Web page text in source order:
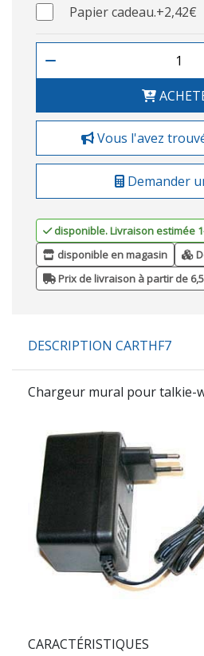
Papier cadeau.+2,42€
Vous l'avez
Demander
disponible. Livraison estimée
disponible en magasin
Prix de livraison à partir de
DESCRIPTION CARTHF7
Chargeur mural pour talkie-
CARACTÉRISTIQUES